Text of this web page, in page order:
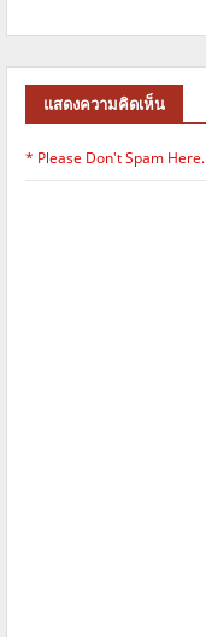
แสดงความคิดเห็น
* Please Don't Spam